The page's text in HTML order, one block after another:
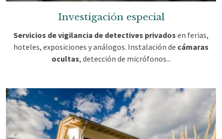
Investigación especial
Servicios de vigilancia de detectives privados en ferias,
hoteles, exposiciones y análogos. Instalación de cámaras
ocultas, detección de micrófonos...